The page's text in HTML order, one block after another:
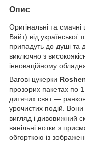
Опис
Оригінальні та
Вайт) від української
припадуть до душі та
виключно з
інноваційному
Вагові цукерки
прозорих пакетах по
дитячих свят —
урочистих подій.
вигляд і дивовижний
ванільні нотки з
обгорткою із